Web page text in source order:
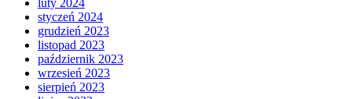
styczeń 2024
grudzień 2023
listopad 2023
październik 2023
wrzesień 2023
sierpień 2023